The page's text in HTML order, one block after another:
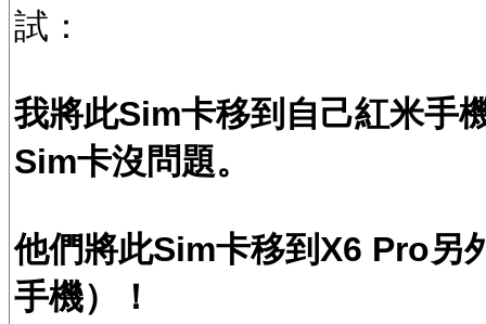
試：
我將此Sim卡移到自己紅米手
Sim卡沒問題。
他們將此Sim卡移到X6 Pro另
手機）！